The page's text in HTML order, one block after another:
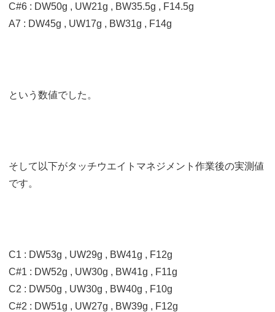
C#6 : DW50g , UW21g , BW35.5g , F14.5g
A7 : DW45g , UW17g , BW31g , F14g
という数値でした。
そして以下がタッチウエイトマネジメント作業後の実測値
です。
C1 : DW53g , UW29g , BW41g , F12g
C#1 : DW52g , UW30g , BW41g , F11g
C2 : DW50g , UW30g , BW40g , F10g
C#2 : DW51g , UW27g , BW39g , F12g